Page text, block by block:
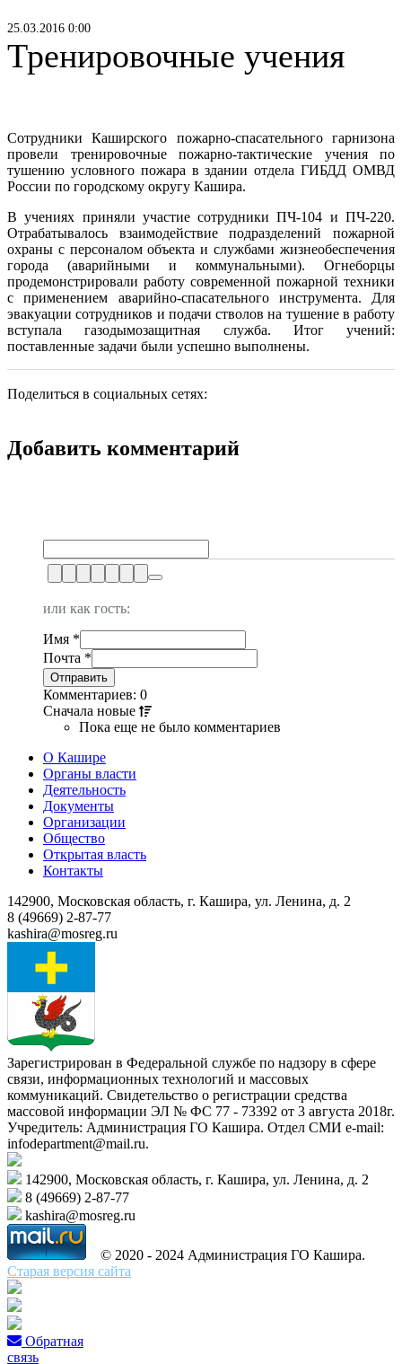
25.03.2016 0:00
Тренировочные учения
Сотрудники Каширского пожарно-спасательного гарнизона
провели тренировочные пожарно-тактические учения по
тушению условного пожара в здании отдела ГИБДД ОМВД
России по городскому округу Кашира.
В учениях приняли участие сотрудники ПЧ-104 и ПЧ-220.
Отрабатывалось взаимодействие подразделений пожарной
охраны с персоналом объекта и службами жизнеобеспечения
города (аварийными и коммунальными). Огнеборцы
продемонстрировали работу современной пожарной техники
с применением аварийно-спасательного инструмента. Для
эвакуации сотрудников и подачи стволов на тушение в работу
вступала газодымозащитная служба. Итог учений:
поставленные задачи были успешно выполнены.
Поделиться в социальных сетях:
Добавить комментарий
или как гость:
Имя *
Почта *
Комментариев: 0
Сначала новые
Пока еще не было комментариев
О Кашире
Органы власти
Деятельность
Документы
Организации
Общество
Открытая власть
Контакты
142900, Московская область, г. Кашира, ул. Ленина, д. 2
8 (49669) 2-87-77
kashira@mosreg.ru
Зарегистрирован в Федеральной службе по надзору в сфере
связи, информационных технологий и массовых
коммуникаций. Свидетельство о регистрации средства
массовой информации ЭЛ № ФС 77 - 73392 от 3 августа 2018г.
Учредитель: Администрация ГО Кашира. Отдел СМИ e-mail:
infodepartment@mail.ru.
142900, Московская область, г. Кашира, ул. Ленина, д. 2
8 (49669) 2-87-77
kashira@mosreg.ru
© 2020 - 2024 Администрация ГО Кашира.
Старая версия сайта
Обратная
связь